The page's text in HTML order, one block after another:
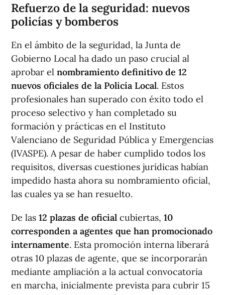
Refuerzo de la seguridad: nuevos
policías y bomberos
En el ámbito de la seguridad, la Junta de
Gobierno Local ha dado un paso crucial al
aprobar el nombramiento definitivo de 12
nuevos oficiales de la Policía Local. Estos
profesionales han superado con éxito todo el
proceso selectivo y han completado su
formación y prácticas en el Instituto
Valenciano de Seguridad Pública y Emergencias
(IVASPE). A pesar de haber cumplido todos los
requisitos, diversas cuestiones jurídicas habían
impedido hasta ahora su nombramiento oficial,
las cuales ya se han resuelto.
De las 12 plazas de oficial cubiertas, 10
corresponden a agentes que han promocionado
internamente. Esta promoción interna liberará
otras 10 plazas de agente, que se incorporarán
mediante ampliación a la actual convocatoria
en marcha, inicialmente prevista para cubrir 15